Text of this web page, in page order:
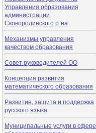
Управления образования
администрации
Сковородинского р-на
Механизмы управления
качеством образования
Совет руководителей ОО
Концепция развития
математического образования
Развитие, защита и поддержка
русского языка
Муниципальные услуги в сфере